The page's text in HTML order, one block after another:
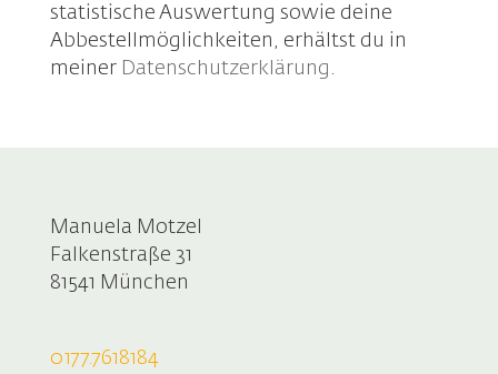
statistische Auswertung sowie deine
Abbestellmöglichkeiten, erhältst du in
meiner Datenschutzerklärung .
Manuela Motzel
Falkenstraße 31
81541 München
0177.7618184